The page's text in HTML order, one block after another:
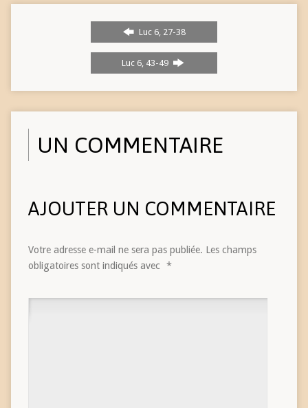
Luc 6, 27-38
Luc 6, 43-49
UN COMMENTAIRE
AJOUTER UN COMMENTAIRE
Votre adresse e-mail ne sera pas publiée. Les champs
obligatoires sont indiqués avec *